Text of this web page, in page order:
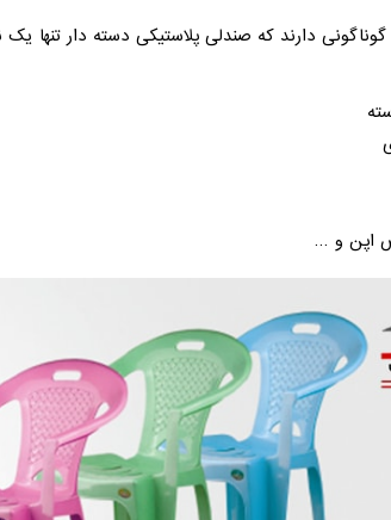
دارند که صندلی پلاستیکی دسته دار تنها یک
اپن و …